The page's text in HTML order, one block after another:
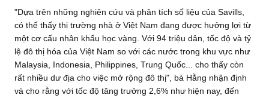
"Dựa trên những nghiên cứu và phân tích số liệu của Savills,
có thể thấy thị trường nhà ở Việt Nam đang được hưởng lợi từ
một cơ cấu nhân khẩu học vàng. Với 94 triệu dân, tốc độ và tỷ
lệ đô thị hóa của Việt Nam so với các nước trong khu vực như
Malaysia, Indonesia, Philippines, Trung Quốc... cho thấy còn
rất nhiều dư địa cho việc mở rộng đô thị", bà Hằng nhận định
và cho rằng với tốc độ tăng trưởng 2,6% như hiện nay, đến